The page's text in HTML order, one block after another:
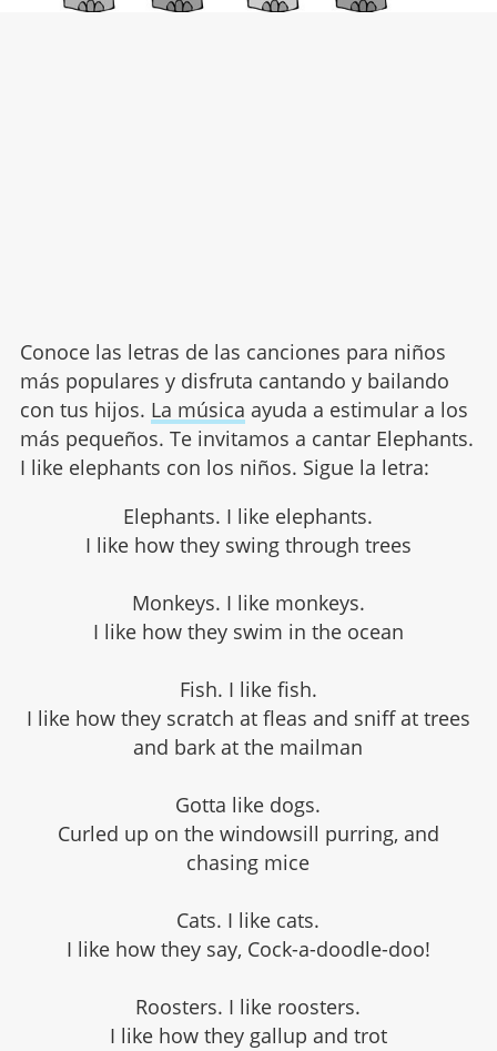
Conoce las letras de las canciones para niños
más populares y disfruta cantando y bailando
con tus hijos. La música ayuda a estimular a los
más pequeños. Te invitamos a cantar Elephants.
I like elephants con los niños. Sigue la letra:
Elephants. I like elephants.
I like how they swing through trees
Monkeys. I like monkeys.
I like how they swim in the ocean
Fish. I like fish.
I like how they scratch at fleas and sniff at trees
and bark at the mailman
Gotta like dogs.
Curled up on the windowsill purring, and
chasing mice
Cats. I like cats.
I like how they say, Cock-a-doodle-doo!
Roosters. I like roosters.
I like how they gallup and trot